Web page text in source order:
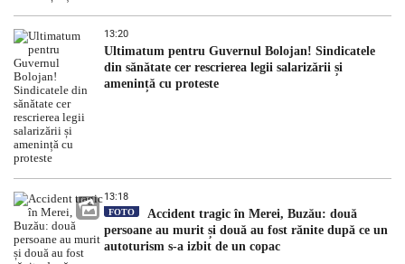
13:20
Ultimatum pentru Guvernul Bolojan! Sindicatele
din sănătate cer rescrierea legii salarizării și
amenință cu proteste
13:18
FOTO
Accident tragic în Merei, Buzău: două
persoane au murit și două au fost rănite după ce un
autoturism s-a izbit de un copac